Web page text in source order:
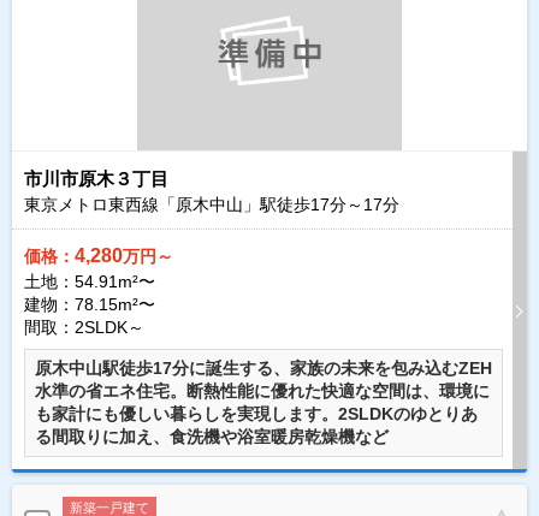
市川市原木３丁目
東京メトロ東西線「原木中山」駅徒歩17分～ 17分
価格： 4,280万円～
土地：54.91m²〜
建物：78.15m²〜
間取：2SLDK～
原木中山駅徒歩17分に誕生する、家族の未来を包み込むZEH
水準の省エネ住宅。断熱性能に優れた快適な空間は、環境に
も家計にも優しい暮らしを実現します。2SLDKのゆとりあ
る間取りに加え、食洗機や浴室暖房乾燥機など
新築一戸建て